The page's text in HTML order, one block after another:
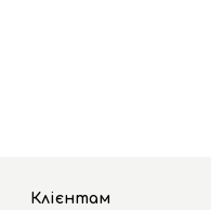
Клієнтам